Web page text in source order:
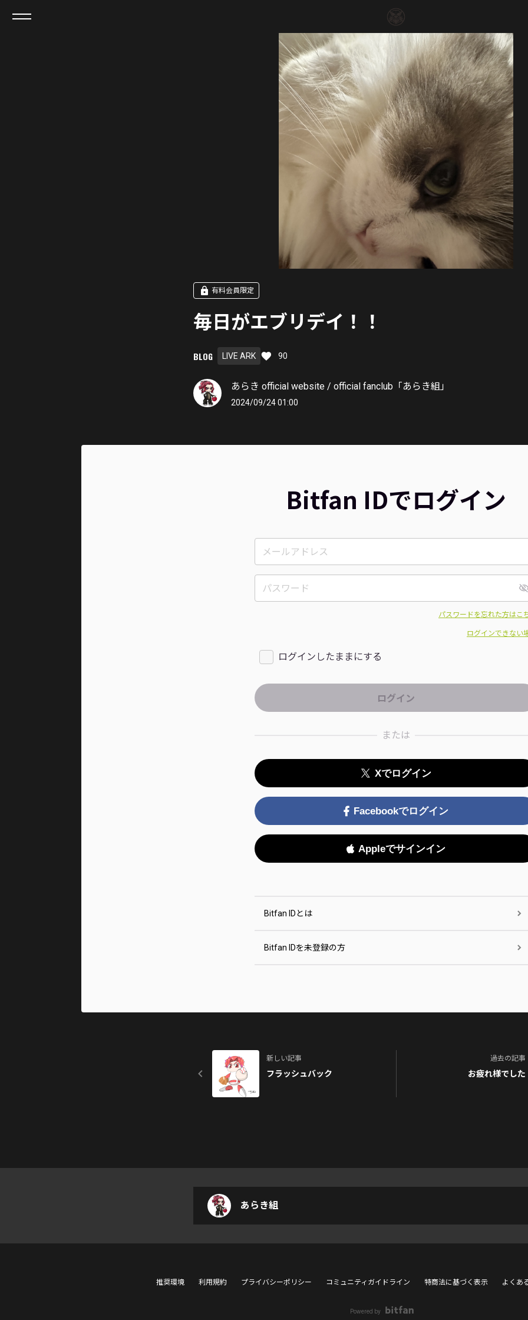
有料会員限定
毎日がエブリデイ！！
BLOG LIVE ARK 90
あらき official website / official fanclub「あらき組」
2024/09/24 01:00
Bitfan IDでログイン
パスワードを忘れた方はこ
ログインできない
ログインしたままにする
または
Xでログイン
Facebookでログイン
Appleでサインイン
Bitfan IDとは
Bitfan IDを未登録の方
新しい記事
フラッシュバック
過去の記事
お疲れ様でした
あらき組
推奨環境 利用規約 プライバシーポリシー コミュニティガイドライン 特商法に基づく表示 よくあ
Powered by